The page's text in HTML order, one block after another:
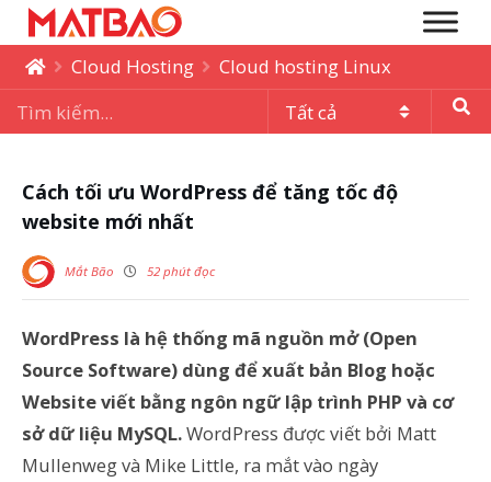
Cloud Hosting Cloud hosting Linux
Cách tối ưu WordPress để tăng tốc độ
website mới nhất
Mắt Bão 52 phút đọc
WordPress là hệ thống mã nguồn mở (Open
Source Software) dùng để xuất bản Blog hoặc
Website viết bằng ngôn ngữ lập trình PHP và cơ
sở dữ liệu MySQL.WordPress được viết bởi Matt
Mullenweg và Mike Little, ra mắt vào ngày